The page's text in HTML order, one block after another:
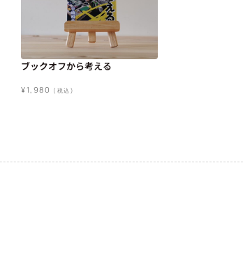
ブックオフから考える
¥1,980 (税込)